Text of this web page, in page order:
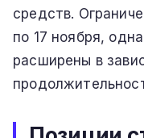
средств.
по 17 ноября,
расширены в